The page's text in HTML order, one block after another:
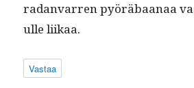
radan­var­ren pyöräbaanaa
ulle liikaa.
Vastaa